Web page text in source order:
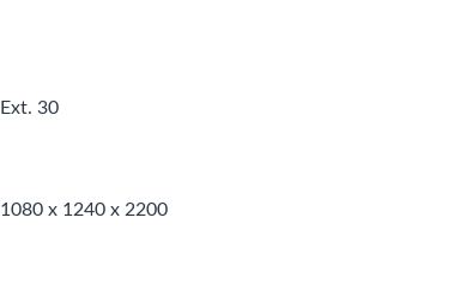
Ext. 30
1080 x 1240 x 2200